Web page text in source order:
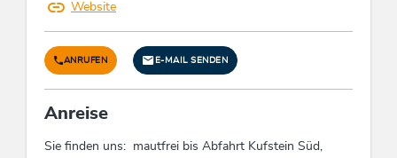
Website
ANRUFEN E-MAIL SENDEN
Anreise
Sie finden uns: mautfrei bis Abfahrt Kufstein Süd,